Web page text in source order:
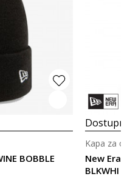
BOBBLE
New Era
BLKWHI
Kapa za